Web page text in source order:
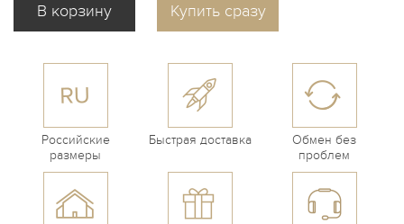
Купить сразу
Российские
размеры
Быстрая доставка
Обмен без
проблем